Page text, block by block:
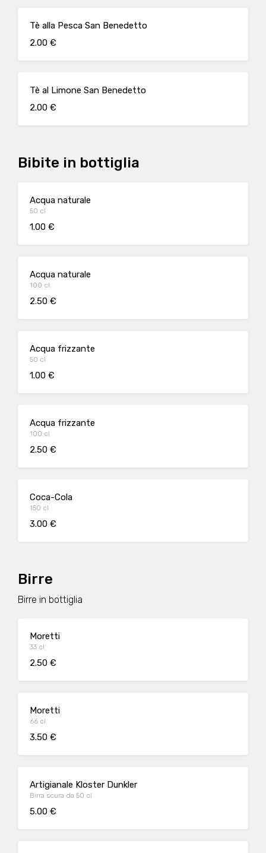
Tè alla Pesca San Benedetto
2.00 €
Tè al Limone San Benedetto
2.00 €
Bibite in bottiglia
Acqua naturale
50 cl
1.00 €
Acqua naturale
100 cl.
2.50 €
Acqua frizzante
50 cl
1.00 €
Acqua frizzante
100 cl
2.50 €
Coca-Cola
150 cl
3.00 €
Birre
Birre in bottiglia
Moretti
33 cl
2.50 €
Moretti
66 cl
3.50 €
Artigianale Kloster Dunkler
Birra scura da 50 cl
5.00 €